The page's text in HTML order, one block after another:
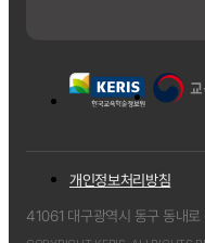
개인정보처리방침
41061 대구광역시 동구 동내